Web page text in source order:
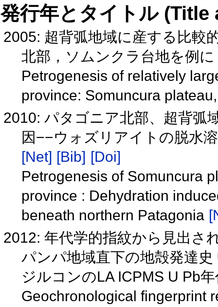
発行年とタイトル
2005: 超背弧地域に産する比較
北部，ソムンクラ台地を例に
Petrogenesis of relatively
province: Somuncura
2010: パタゴニア北部、超背弧
因−−ウォズリアイトの脱水
[Net] [Bib] [Doi]
Petrogenesis of Somuncura
province : Dehydration
beneath northern Patagonia
2012: 年代学的指紋から見出さ
パンパ地域直下の地殻発達
ジルコンのLA ICPMS U Pb
Geochronological fingerprint